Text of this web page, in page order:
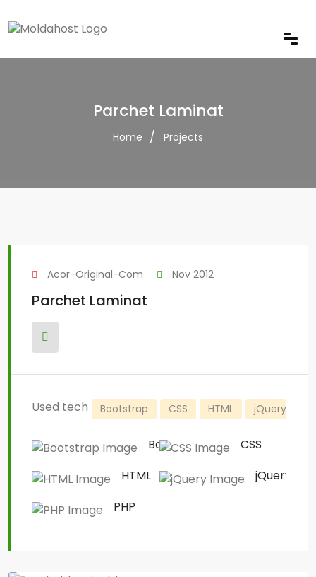
Parchet Laminat
Home Projects
Acor-Original-Com Nov 2012
Parchet Laminat
Used tech Bootstrap CSS HTML jQuery
Bootstrap
CSS
HTML
jQuery
PHP